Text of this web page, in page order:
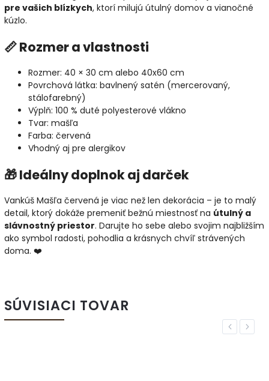
pre vašich blízkych, ktorí milujú útulný domov a vianočné
kúzlo.
📏 Rozmer a vlastnosti
Rozmer: 40 × 30 cm alebo 40x60 cm
Povrchová látka: bavlnený satén (mercerovaný,
stálofarebný)
Výplň: 100 % duté polyesterové vlákno
Tvar: mašľa
Farba: červená
Vhodný aj pre alergikov
🎁 Ideálny doplnok aj darček
Vankúš Mašľa červená je viac než len dekorácia – je to malý
detail, ktorý dokáže premeniť bežnú miestnosť na útulný a
slávnostný priestor. Darujte ho sebe alebo svojim najbližším
ako symbol radosti, pohodlia a krásnych chvíľ strávených
doma. ❤️
SÚVISIACI TOVAR
Previous
Next